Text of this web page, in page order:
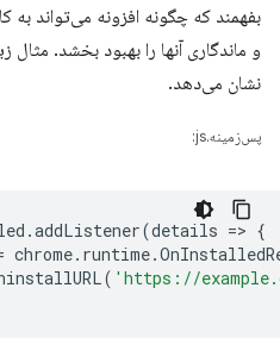
بفهمند که چگونه افزونه می‌تواند به
و ماندگاری آنها را بهبود بخشد. مثال
نشان می‌دهد.
پس‌زمینه.js:
.addListener(details => {
chrome. runtime.
( 'https://